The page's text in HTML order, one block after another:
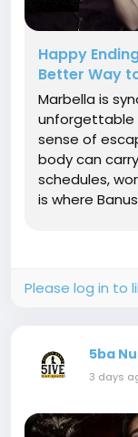
Happy
Better Way
Marbella is
unforgettable
sense of
body can
schedules,
is where
important to
Please log in to
5ba
3 days